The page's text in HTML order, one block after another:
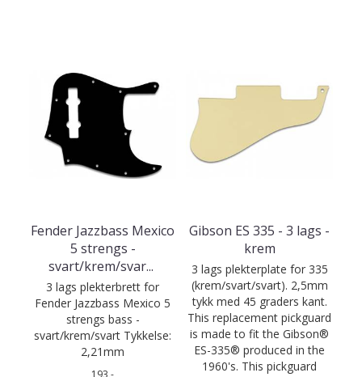
Fender Jazzbass Mexico
5 strengs -
svart/krem/svar...
3 lags plekterbrett for
Fender Jazzbass Mexico 5
strengs bass -
svart/krem/svart Tykkelse:
2,21mm
193,-
Gibson ES 335 - 3 lags -
krem
3 lags plekterplate for 335
(krem/svart/svart). 2,5mm
tykk med 45 graders kant.
This replacement pickguard
is made to fit the Gibson®
ES-335® produced in the
1960's. This pickguard